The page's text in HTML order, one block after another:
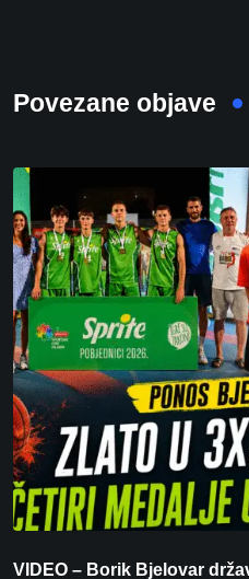
Povezane objave
VIDEO – Borik Bjelovar